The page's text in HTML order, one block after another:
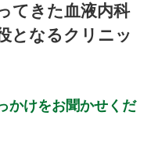
てきた血液内科
となるクリニッ
かけをお聞かせくだ